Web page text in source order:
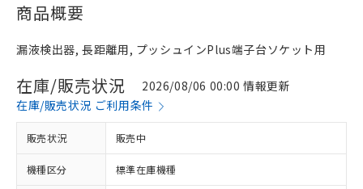
商品概要
漏液検出器, 長距離用, プッシュインPlus端子台ソケット用
在庫/販売状況
2026/08/06 00:00 情報更新
在庫/販売状況 ご利用条件
販売状況 販売中
機種区分 標準在庫機種